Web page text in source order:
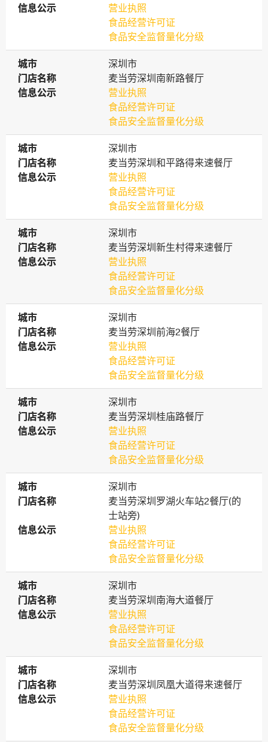
信息公示
信息公示
营业执照
食品经营许可证
食品安全监督量化分级
城市
城市
深圳市
门店名称
门店名称
麦当劳深圳南新路餐厅
信息公示
信息公示
营业执照
食品经营许可证
食品安全监督量化分级
城市
城市
深圳市
门店名称
门店名称
麦当劳深圳和平路得来速餐厅
信息公示
信息公示
营业执照
食品经营许可证
食品安全监督量化分级
城市
城市
深圳市
门店名称
门店名称
麦当劳深圳新生村得来速餐厅
信息公示
信息公示
营业执照
食品经营许可证
食品安全监督量化分级
城市
城市
深圳市
门店名称
门店名称
麦当劳深圳前海2餐厅
信息公示
信息公示
营业执照
食品经营许可证
食品安全监督量化分级
城市
城市
深圳市
门店名称
门店名称
麦当劳深圳桂庙路餐厅
信息公示
信息公示
营业执照
食品经营许可证
食品安全监督量化分级
城市
城市
深圳市
门店名称
门店名称
麦当劳深圳罗湖火车站2餐厅(的
士站旁)
信息公示
信息公示
营业执照
食品经营许可证
食品安全监督量化分级
城市
城市
深圳市
门店名称
门店名称
麦当劳深圳南海大道餐厅
信息公示
信息公示
营业执照
食品经营许可证
食品安全监督量化分级
城市
城市
深圳市
门店名称
门店名称
麦当劳深圳凤凰大道得来速餐厅
信息公示
信息公示
营业执照
食品经营许可证
食品安全监督量化分级